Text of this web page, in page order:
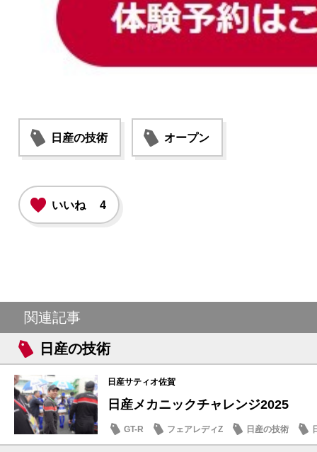
日産の技術 オープン
いいね 4
関連記事
日産の技術
日産サティオ佐賀
日産メカニックチャレンジ2025
GT-R フェアレディZ 日産の技術